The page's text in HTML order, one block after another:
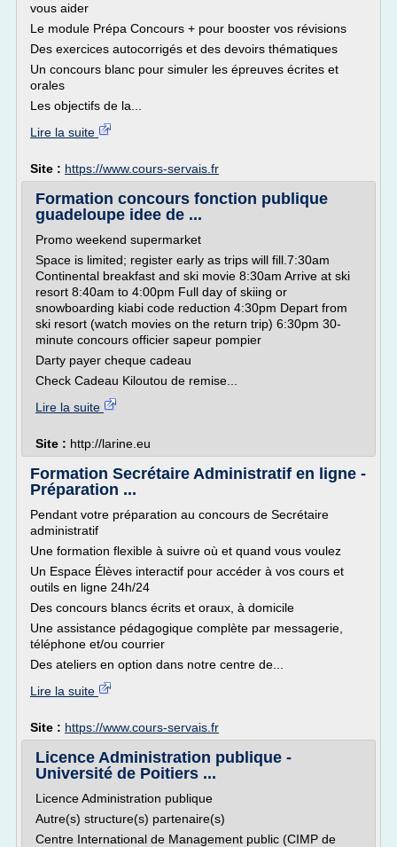
vous aider
Le module Prépa Concours + pour booster vos révisions
Des exercices autocorrigés et des devoirs thématiques
Un concours blanc pour simuler les épreuves écrites et
orales
Les objectifs de la...
Lire la suite
Site : https://www.cours-servais.fr
Formation concours fonction publique
guadeloupe idee de ...
Promo weekend supermarket
Space is limited; register early as trips will fill.7:30am
Continental breakfast and ski movie 8:30am Arrive at ski
resort 8:40am to 4:00pm Full day of skiing or
snowboarding kiabi code reduction 4:30pm Depart from
ski resort (watch movies on the return trip) 6:30pm 30-
minute concours officier sapeur pompier
Darty payer cheque cadeau
Check Cadeau Kiloutou de remise...
Lire la suite
Site : http://larine.eu
Formation Secrétaire Administratif en ligne -
Préparation ...
Pendant votre préparation au concours de Secrétaire
administratif
Une formation flexible à suivre où et quand vous voulez
Un Espace Élèves interactif pour accéder à vos cours et
outils en ligne 24h/24
Des concours blancs écrits et oraux, à domicile
Une assistance pédagogique complète par messagerie,
téléphone et/ou courrier
Des ateliers en option dans notre centre de...
Lire la suite
Site : https://www.cours-servais.fr
Licence Administration publique -
Université de Poitiers ...
Licence Administration publique
Autre(s) structure(s) partenaire(s)
Centre International de Management public (CIMP de